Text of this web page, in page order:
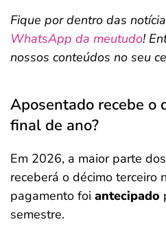
Fique por dentro das
WhatsApp da meutudo!
nossos conteúdos no seu
Aposentado recebe o
final de ano?
Em 2026, a maior parte
receberá o décimo terceiro
pagamento foi antecipado
semestre.